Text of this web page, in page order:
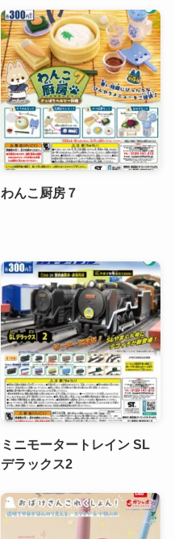
わんこ厨房７
ミニモータートレイン SL
デラックス2